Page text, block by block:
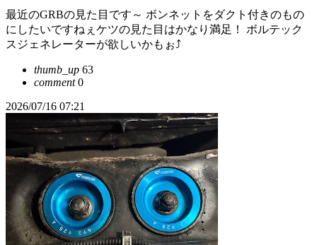
最近のGRBの見た目です～ ボンネットをダクト付きのもの
にしたいですねぇケツの見た目はかなり満足！ ボルテック
スジェネレーターが欲しいかもぉ⤴︎
thumb_up 63
comment0
2026/07/16 07:21